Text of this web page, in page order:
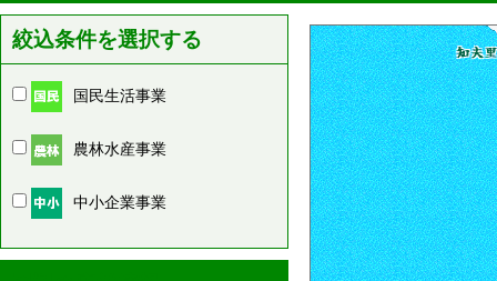
絞込条件を選択する
国民生活事業
農林水産事業
中小企業事業